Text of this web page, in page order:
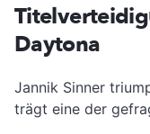
Daytona
Jannik Sinner
trägt eine der